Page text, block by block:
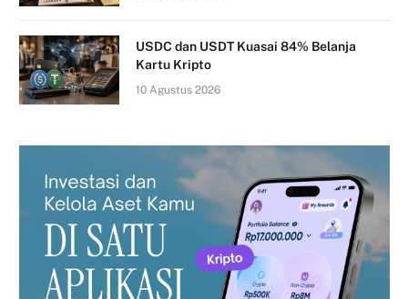
USDC dan USDT Kuasai 84% Belanja
Kartu Kripto
10 Agustus 2026